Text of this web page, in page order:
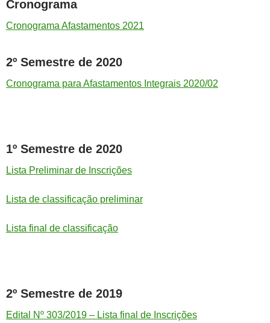
Cronograma
Cronograma Afastamentos 2021
2º Semestre de 2020
Cronograma para Afastamentos Integrais 2020/02
1º Semestre de 2020
Lista Preliminar de Inscrições
Lista de classificação preliminar
Lista final de classificação
2º Semestre de 2019
Edital Nº 303/2019 – Lista final de Inscrições